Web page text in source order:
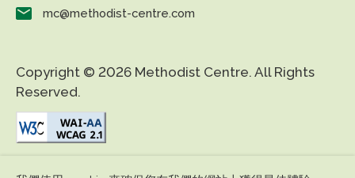
mc@methodist-centre.com
Copyright © 2026 Methodist Centre. All Rights
Reserved.